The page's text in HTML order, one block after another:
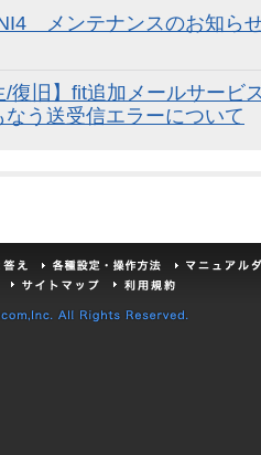
メンテナンスのお知ら
/復旧】fit追加メールサー
なう送受信エラーについて